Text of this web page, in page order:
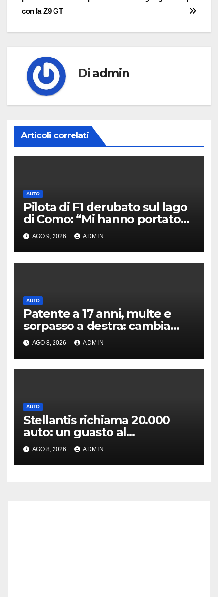
con la Z9 GT
Di admin
Articoli correlati
AUTO
Pilota di F1 derubato sul lago
di Como: “Mi hanno portato
via tutto”
AGO 9, 2026 ADMIN
AUTO
Patente a 17 anni, multe e
sorpasso a destra: cambia
tutto, nuove regole allo
studio
AGO 8, 2026 ADMIN
AUTO
Stellantis richiama 20.000
auto: un guasto al
servosterzo potrebbe
provocare un incendio
AGO 8, 2026 ADMIN